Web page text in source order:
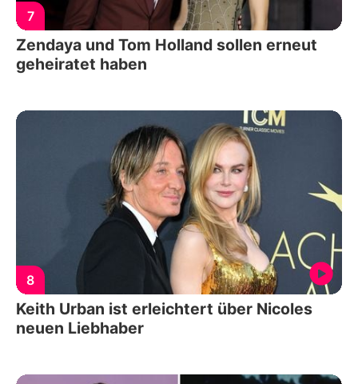
7
Zendaya und Tom Holland sollen erneut
geheiratet haben
8
Keith Urban ist erleichtert über Nicoles
neuen Liebhaber